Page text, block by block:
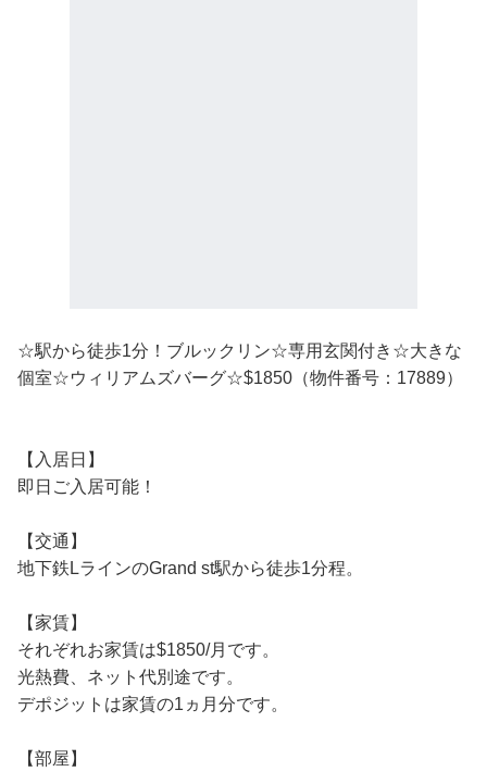
☆駅から徒歩1分！ブルックリン☆専用玄関付き☆大きな
個室☆ウィリアムズバーグ☆$1850（物件番号：17889）
【入居日】
即日ご入居可能！
【交通】
地下鉄LラインのGrand st駅から徒歩1分程。
【家賃】
それぞれお家賃は$1850/月です。
光熱費、ネット代別途です。
デポジットは家賃の1ヵ月分です。
【部屋】